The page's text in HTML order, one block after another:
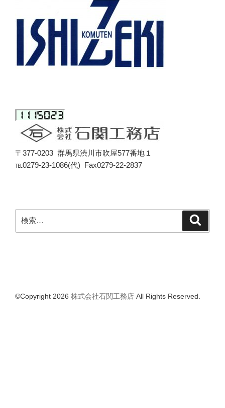
〒377-0203 群馬県渋川市吹屋577番地１
℡0279-23-1086(代) Fax0279-22-2837
索:
©Copyright 2026 株式会社石関工務店 All Rights Reserved.